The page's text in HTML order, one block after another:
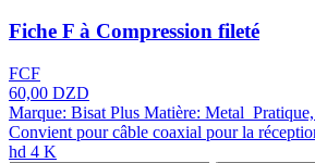
Fiche F à Compression fileté
FCF
60,00 DZD
Marque: Bisat Plus Matière: Metal Pratique,
Convient pour câble coaxial pour la
hd 4 K